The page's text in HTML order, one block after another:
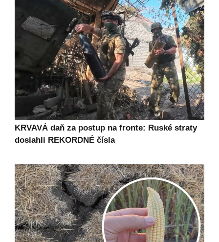
KRVAVÁ daň za postup na fronte: Ruské straty
dosiahli REKORDNÉ čísla